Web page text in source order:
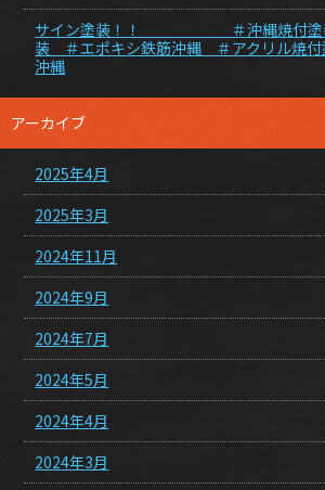
サイン塗装！！ ＃沖縄焼付塗
装 ＃エポキシ鉄筋沖縄 ＃アクリル焼
沖縄
アーカイブ
2025年4月
2025年3月
2024年11月
2024年9月
2024年7月
2024年5月
2024年4月
2024年3月